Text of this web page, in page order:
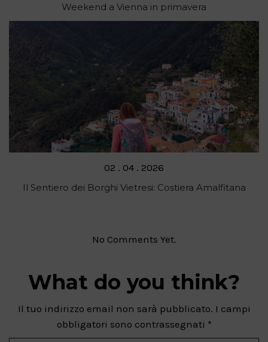
Weekend a Vienna in primavera
Posted
on
02 . 04 . 2026
Il Sentiero dei Borghi Vietresi: Costiera Amalfitana
No Comments Yet.
What do you think?
Il tuo indirizzo email non sarà pubblicato. I campi
obbligatori sono contrassegnati *